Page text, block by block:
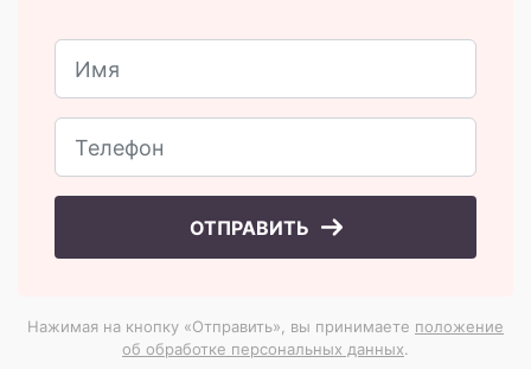
ОТПРАВИТЬ
Нажимая на кнопку «Отправить», вы принимаете положение
об обработке персональных данных.